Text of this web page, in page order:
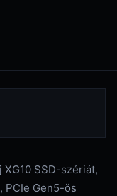
SSD-szériát,
PCIe Gen5-ös